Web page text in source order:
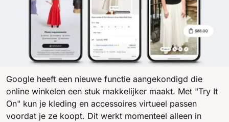
Google heeft een nieuwe functie aangekondigd die
online winkelen een stuk makkelijker maakt. Met "Try It
On" kun je kleding en accessoires virtueel passen
voordat je ze koopt. Dit werkt momenteel alleen in